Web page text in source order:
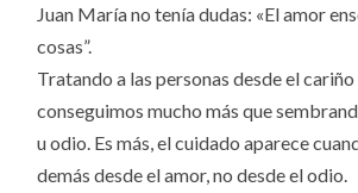
Juan María no tenía dudas: «El amor
cosas”.
Tratando a las personas desde el
conseguimos mucho más que
u odio. Es más, el cuidado aparece
demás desde el amor, no desde el odio.